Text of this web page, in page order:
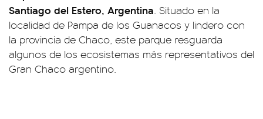
Santiago del Estero, Argentina. Situado en la
localidad de Pampa de los Guanacos y lindero con
la provincia de Chaco, este parque resguarda
algunos de los ecosistemas más representativos del
Gran Chaco argentino.